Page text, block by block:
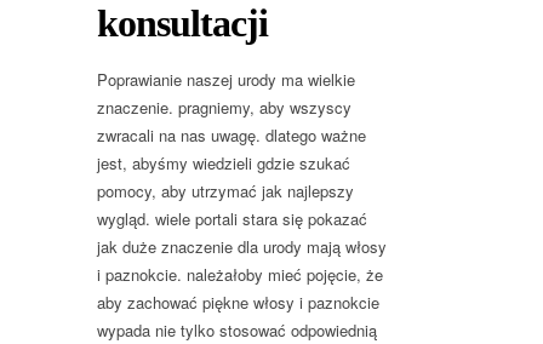
konsultacji
Poprawianie naszej urody ma wielkie
znaczenie. pragniemy, aby wszyscy
zwracali na nas uwagę. dlatego ważne
jest, abyśmy wiedzieli gdzie szukać
pomocy, aby utrzymać jak najlepszy
wygląd. wiele portali stara się pokazać
jak duże znaczenie dla urody mają włosy
i paznokcie. należałoby mieć pojęcie, że
aby zachować piękne włosy i paznokcie
wypada nie tylko stosować odpowiednią